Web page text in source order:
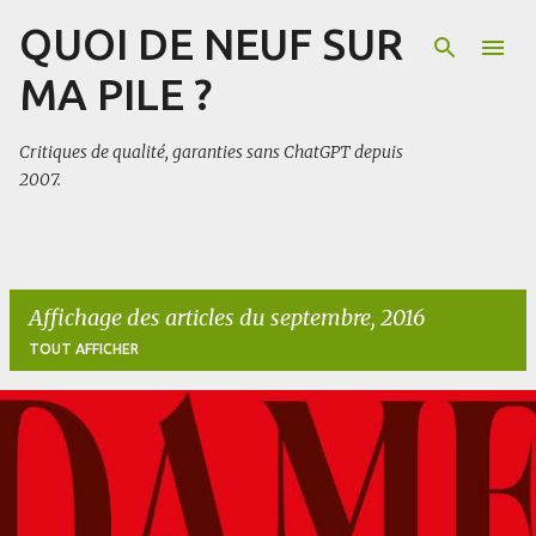
Accéder au contenu principal
QUOI DE NEUF SUR
MA PILE ?
Critiques de qualité, garanties sans ChatGPT depuis
2007.
Affichage des articles du septembre, 2016
TOUT AFFICHER
A